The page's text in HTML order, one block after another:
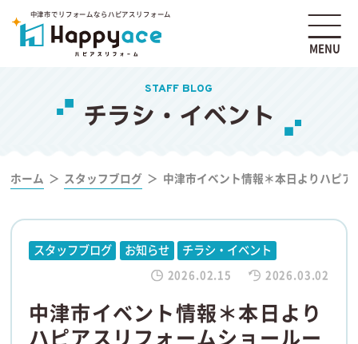
中津市でリフォームならハピアスリフォーム
MENU
STAFF BLOG
チラシ・イベント
ホーム スタッフブログ 中津市イベント情報＊本日よりハピ
スタッフブログ お知らせ チラシ・イベント
2026.02.15 2026.03.02
中津市イベント情報＊本日より
ハピアスリフォームショールー